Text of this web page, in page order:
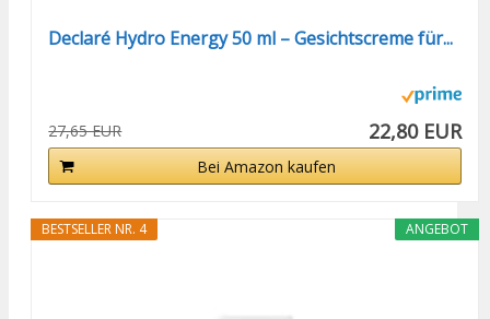
Declaré Hydro Energy 50 ml – Gesichtscreme für...
27,65 EUR 22,80 EUR
Bei Amazon kaufen
ANGEBOT
BESTSELLER NR. 4